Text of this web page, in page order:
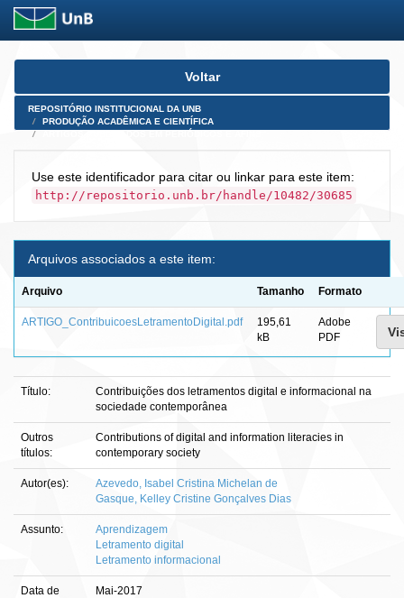
Skip
Voltar
REPOSITÓRIO INSTITUCIONAL DA UNB
PRODUÇÃO ACADÊMICA E CIENTÍFICA
Use este identificador para citar ou linkar para este item:
http://repositorio.unb.br/handle/10482/30685
Arquivos associados a este item:
Arquivo Tamanho Formato
ARTIGO_ContribuicoesLetramentoDigital.pdf
195,61
kB
Adobe
PDF
Título:
Contribuições dos letramentos digital e informacional na
sociedade contemporânea
Outros
títulos:
Contributions of digital and information literacies in
contemporary society
Autor(es):
Azevedo, Isabel Cristina Michelan de
Gasque, Kelley Cristine Gonçalves Dias
Assunto:
Aprendizagem
Letramento digital
Letramento informacional
Data de
Mai-2017